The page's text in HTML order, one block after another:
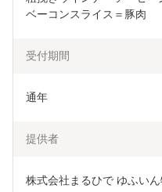
ベーコンスライス＝豚肉
受付期間
通年
提供者
株式会社まるひで ゆふい